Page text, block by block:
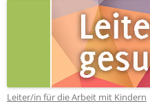
Leiter/in für die Arbeit mit Kindern